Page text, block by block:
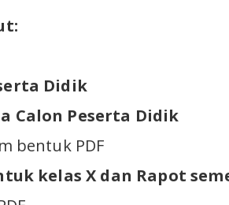
Didik
Calon Peserta Didik
bentuk PDF
kelas X dan Rapot